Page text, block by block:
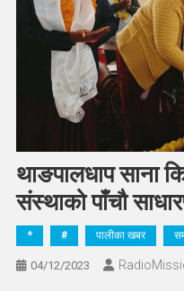
थाङपालधाप साना
संस्थाको पाँचौ
* # पालीका खबर
04/12/2023